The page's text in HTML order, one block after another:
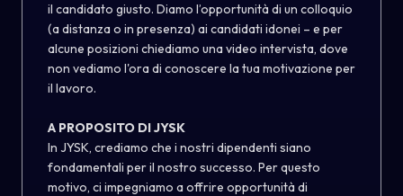
il candidato giusto. Diamo l’opportunità di un colloquio
(a distanza o in presenza) ai candidati idonei – e per
alcune posizioni chiediamo una video intervista, dove
non vediamo l'ora di conoscere la tua motivazione per
il lavoro.
A PROPOSITO DI JYSK
In JYSK, crediamo che i nostri dipendenti siano
fondamentali per il nostro successo. Per questo
motivo, ci impegniamo a offrire opportunità di